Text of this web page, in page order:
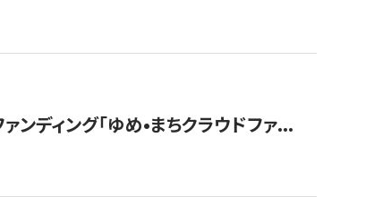
ディング「ゆめ•まちクラウドファ...